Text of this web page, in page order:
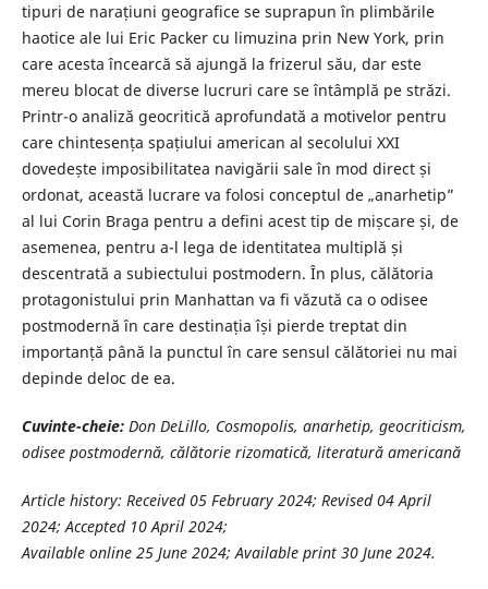
tipuri de narațiuni geografice se suprapun în plimbările
haotice ale lui Eric Packer cu limuzina prin New York, prin
care acesta încearcă să ajungă la frizerul său, dar este
mereu blocat de diverse lucruri care se întâmplă pe străzi.
Printr-o analiză geocritică aprofundată a motivelor pentru
care chintesența spațiului american al secolului XXI
dovedește imposibilitatea navigării sale în mod direct și
ordonat, această lucrare va folosi conceptul de „anarhetip”
al lui Corin Braga pentru a defini acest tip de mișcare și, de
asemenea, pentru a-l lega de identitatea multiplă și
descentrată a subiectului postmodern. În plus, călătoria
protagonistului prin Manhattan va fi văzută ca o odisee
postmodernă în care destinația își pierde treptat din
importanță până la punctul în care sensul călătoriei nu mai
depinde deloc de ea.
Cuvinte-cheie: Don DeLillo, Cosmopolis, anarhetip, geocriticism,
odiseepostmodernă, călătorie rizomatică, literatură americană
Article history: Received 05 February 2024; Revised 04 April
2024; Accepted 10 April 2024;
Available online 25 June 2024; Available print 30 June 2024.